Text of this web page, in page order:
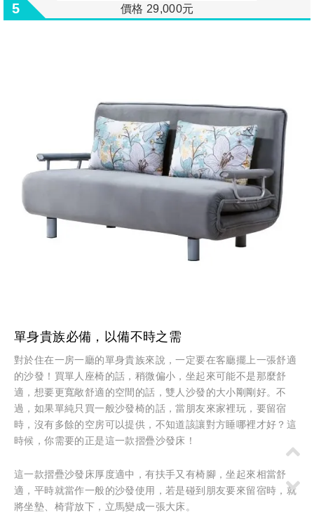
5 價格 29,000元
單身貴族必備，以備不時之需
對於住在一房一廳的單身貴族來說，一定要在客廳擺上一張舒適
的沙發！買單人座椅的話，稍微偏小，坐起來可能不是那麼舒
適，想要更寬敞舒適的空間的話，雙人沙發的大小剛剛好。不
過，如果單純只買一般沙發椅的話，當朋友來家裡玩，要留宿
時，沒有多餘的空房可以提供，不知道該讓對方睡哪裡才好？這
時候，你需要的正是這一款摺疊沙發床！
這一款摺疊沙發床厚度適中，有扶手又有椅腳，坐起來相當舒
適，平時就當作一般的沙發使用，若是碰到朋友要來留宿時，就
將坐墊、椅背放下，立馬變成一張大床。